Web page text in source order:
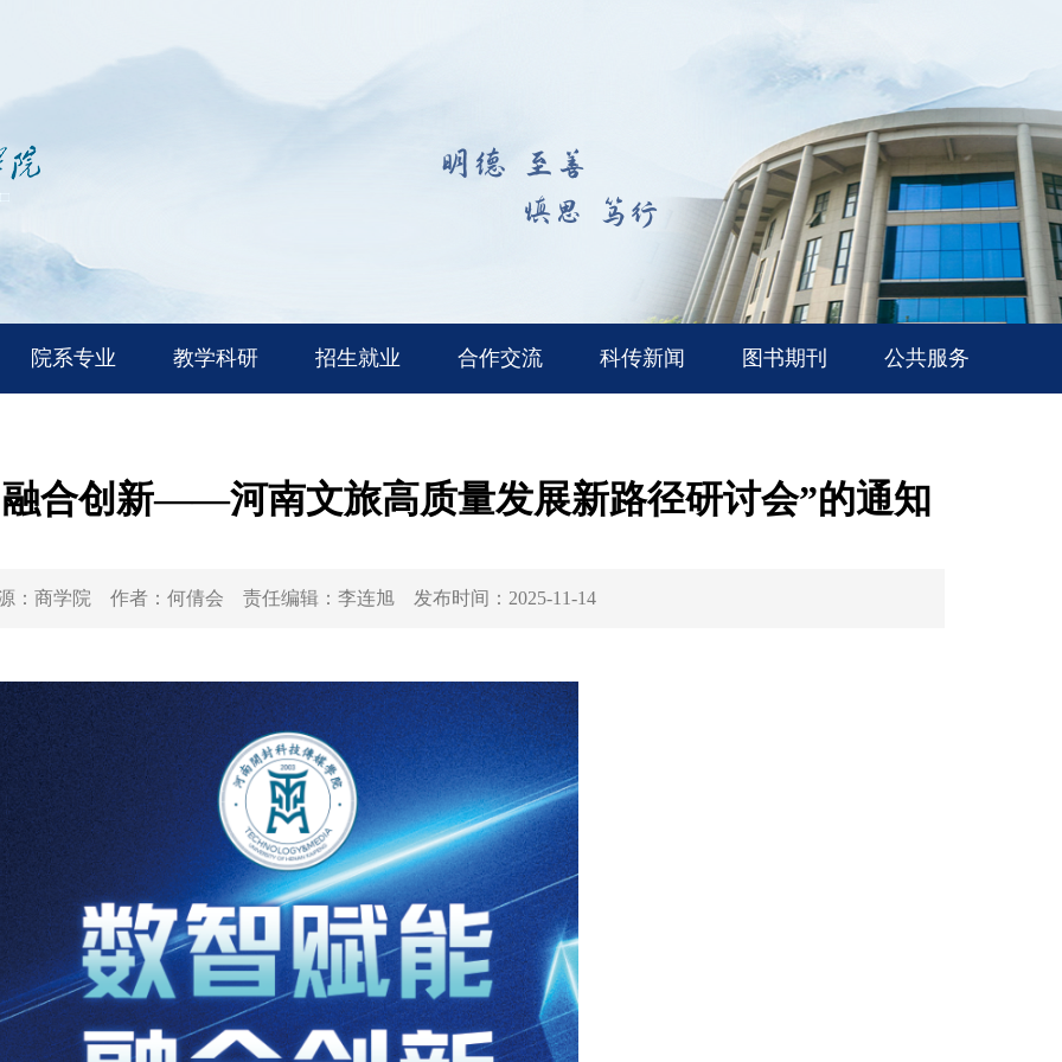
院系专业 教学科研 招生就业 合作交流 科传新闻 图书期刊 公共服务
合创新——河南文旅高质量发展新路径研讨会”的通知
： 商学院 作者： 何倩会 责任编辑： 李连旭 发布时间： 2025-11-14